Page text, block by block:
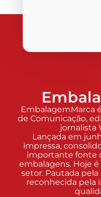
EmbalagemMarca
de Comunicação,
jornalista
Lançada em
impressa,
importante fonte
embalagens. Hoje
setor. Pautada
reconhecida pela